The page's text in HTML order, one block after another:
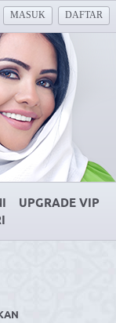
MASUK DAFTAR
UPGRADE VIP